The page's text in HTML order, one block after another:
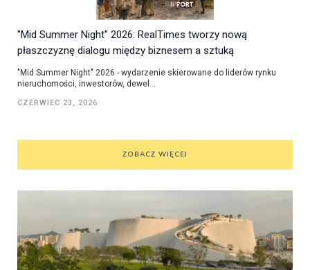
"Mid Summer Night" 2026: RealTimes tworzy nową
płaszczyznę dialogu między biznesem a sztuką
"Mid Summer Night" 2026 - wydarzenie skierowane do liderów rynku
nieruchomości, inwestorów, dewel...
CZERWIEC 23, 2026
ZOBACZ WIĘCEJ